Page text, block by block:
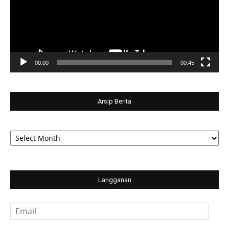
00:00 00:45
Arsip Berita
Arsip
Berita
Langganan
Email